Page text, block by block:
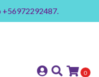
+56972292487.
0